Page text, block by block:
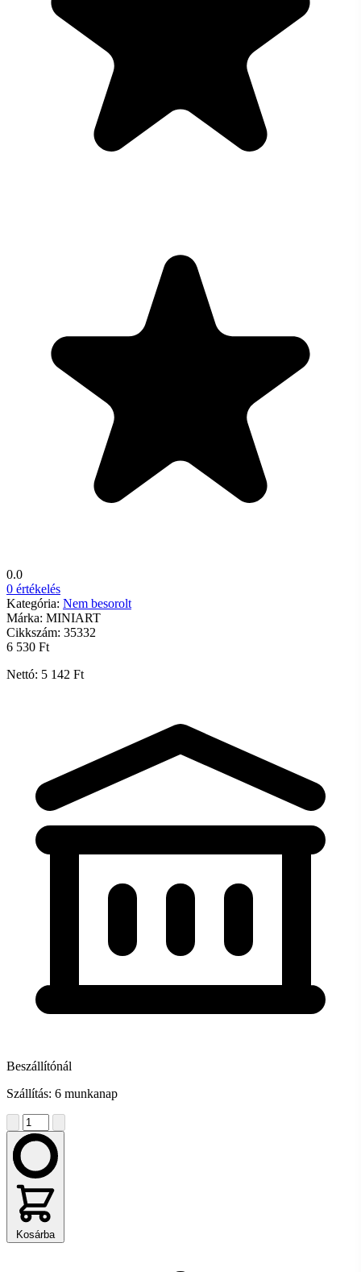
0.0
0 értékelés
Kategória: Nem besorolt
Márka: MINIART
Cikkszám: 35332
6 530 Ft
Nettó: 5 142 Ft
Beszállítónál
Szállítás: 6 munkanap
Kosárba